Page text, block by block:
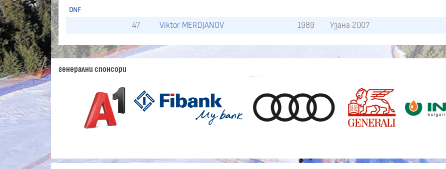
DNF
47 Viktor MERDJANOV 1989 Узана 2007
генерални спонсори